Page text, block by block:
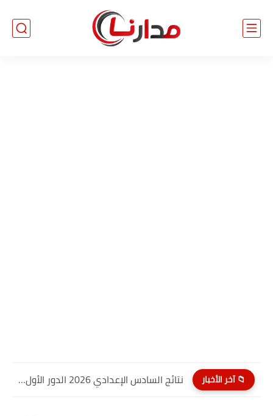
📁 آخر الأخبار نتائج السادس الإعدادي 2026 الدور الأول PDF كربلاء المقدسة| موقع...